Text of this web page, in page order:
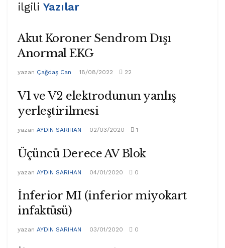
ilgili Yazılar
Akut Koroner Sendrom Dışı
Anormal EKG
yazan Çağdaş Can 18/08/2022 22
V1 ve V2 elektrodunun yanlış
yerleştirilmesi
yazan AYDIN SARIHAN 02/03/2020 1
Üçüncü Derece AV Blok
yazan AYDIN SARIHAN 04/01/2020 0
İnferior MI (inferior miyokart
infaktüsü)
yazan AYDIN SARIHAN 03/01/2020 0